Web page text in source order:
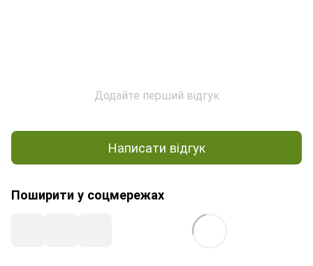
Додайте перший відгук
Написати відгук
Поширити у соцмережах